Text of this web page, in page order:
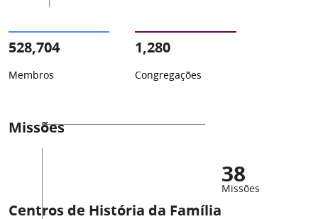
528,704
Membros
1,280
Congregações
Missões
38
Missões
Centros de História da Família